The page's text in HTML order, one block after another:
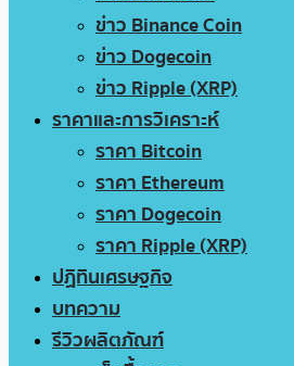
ข่าว Binance Coin
ข่าว Dogecoin
ข่าว Ripple (XRP)
ราคาและการวิเคราะห์
ราคา Bitcoin
ราคา Ethereum
ราคา Dogecoin
ราคา Ripple (XRP)
ปฏิทินเศรษฐกิจ
บทความ
รีวิวผลิตภัณฑ์